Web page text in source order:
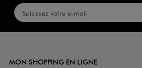
MON SHOPPING EN LIGNE